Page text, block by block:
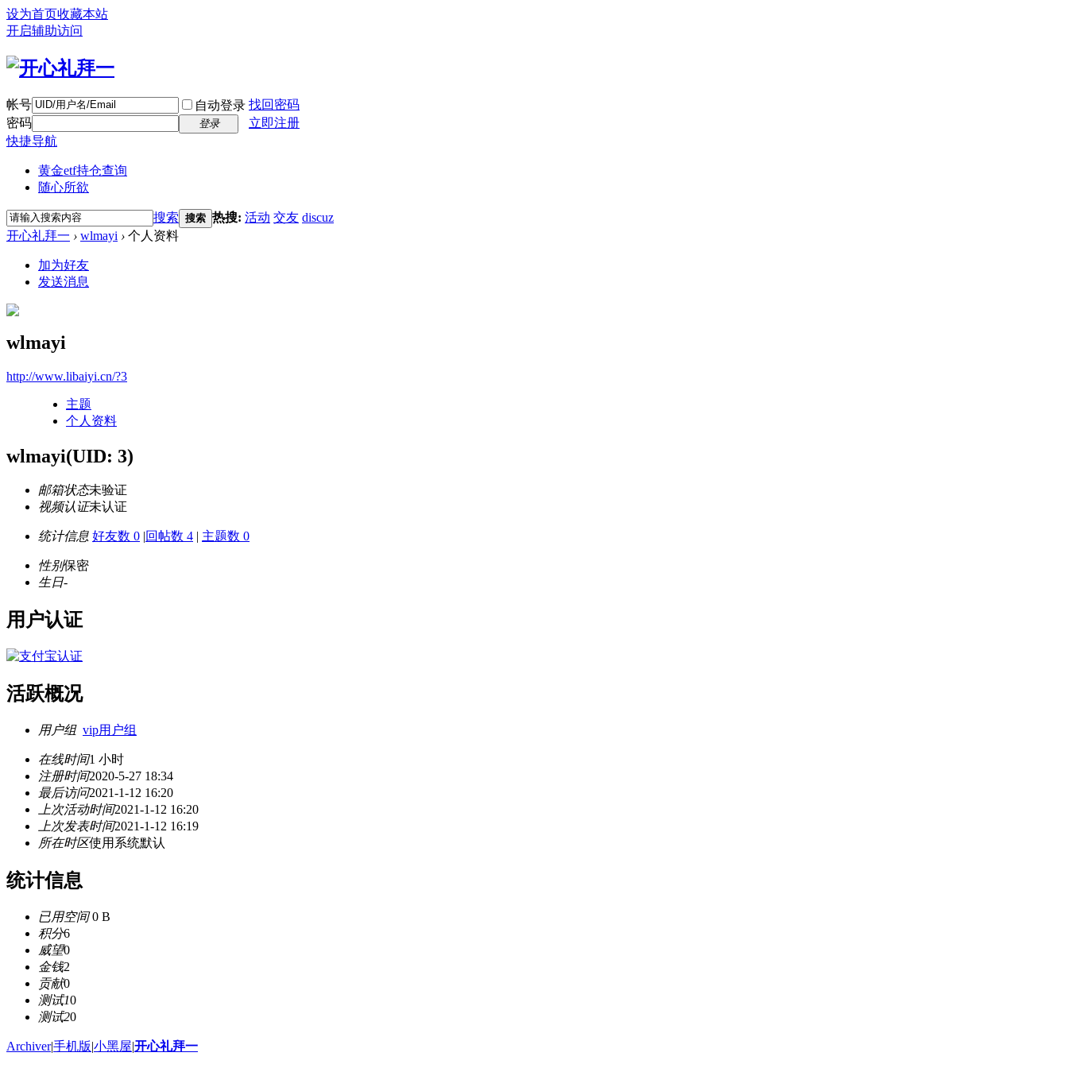
设为首页收藏本站
开启辅助访问
帐号 自动登录 找回密码
密码
登录
立即注册
快捷导航
黄金etf持仓查询
随心所欲
搜索 搜索 热搜: 活动 交友 discuz
开心礼拜一 › wlmayi › 个人资料
加为好友
发送消息
wlmayi
http://www.libaiyi.cn/?3
主题
个人资料
wlmayi(UID: 3)
邮箱状态未验证
视频认证未认证
统计信息 好友数 0 |回帖数 4 | 主题数 0
性别保密
生日-
用户认证
活跃概况
用户组 vip用户组
在线时间1 小时
注册时间2020-5-27 18:34
最后访问2021-1-12 16:20
上次活动时间2021-1-12 16:20
上次发表时间2021-1-12 16:19
所在时区使用系统默认
统计信息
已用空间0 B
积分6
威望0
金钱2
贡献0
测试10
测试20
Archiver|手机版|小黑屋|开心礼拜一